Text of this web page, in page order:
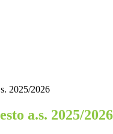
2025/2026
a.s. 2025/2026